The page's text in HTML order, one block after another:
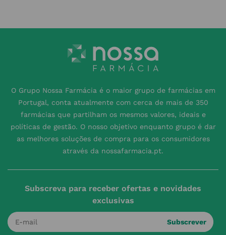
O Grupo Nossa Farmácia é o maior grupo de farmácias em
Portugal, conta atualmente com cerca de mais de 350
farmácias que partilham os mesmos valores, ideais e
políticas de gestão. O nosso objetivo enquanto grupo é dar
as melhores soluções de compra para os consumidores
através da nossafarmacia.pt.
Subscreva para receber ofertas e novidades
exclusivas
Subscrever